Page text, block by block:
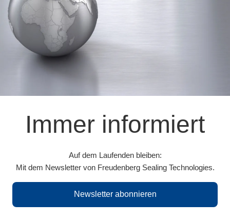
Immer informiert
Auf dem Laufenden bleiben:
Mit dem Newsletter von Freudenberg Sealing Technologies.
Newsletter abonnieren